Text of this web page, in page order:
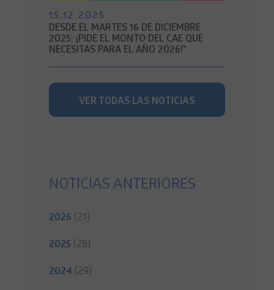
15.12.2025
DESDE EL MARTES 16 DE DICIEMBRE
2025: ¡PIDE EL MONTO DEL CAE QUE
NECESITAS PARA EL AÑO 2026!"
VER TODAS LAS NOTICIAS
NOTICIAS ANTERIORES
2026 (21)
2025 (28)
2024 (29)